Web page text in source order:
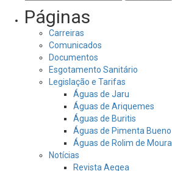
por:
Páginas
Carreiras
Comunicados
Documentos
Esgotamento Sanitário
Legislação e Tarifas
Águas de Jaru
Águas de Ariquemes
Águas de Buritis
Águas de Pimenta Bueno
Águas de Rolim de Moura
Notícias
Revista Aegea